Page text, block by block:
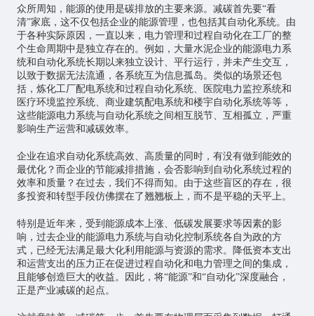
众所周知，能源的使用是碳排放的主要来源。减碳首先要“看
清”家底，这不仅包括企业的能源管理，也包括其自动化系统。由
于各种实际原因，一直以来，电力管理和过程自动化在工厂的整
个生命周期中是独立存在的。例如，大量水泥企业的能源电力系
统和自动化系统长期以来独立设计、平行运行，并未产生交互，
以致于数据无法流通，各系统互为信息孤岛。类似的场景还包
括，炼化工厂配电系统和过程自动化系统、医院电力监控系统和
医疗环境监控系统、商业建筑配电系统和楼宇自动化系统等等，
这些能源电力系统与自动化系统之间相互脱节、互相孤立，严重
影响生产运营和减碳效率。
企业在追求自动化系统高效、高质量的同时，有没有做到能效的
最优化？而企业的节能减排措施，会否影响到自动化系统过程的
效率和质量？在过去，我们不得而知。由于这些盲区的存在，很
多投资和转型手段仿佛摆在了翘翘板上，而不是平稳的天平上。
特别是近年来，受到能源成本上涨、低碳发展要求等因素的影
响，过去企业的能源电力系统与自动化控制系统各自为政的方
式，已经无法满足最大化利用能源与资源的需求。降低资本支出
和运营支出的压力正在促进过程自动化和电力管理之间的集成，
且能够创造巨大的收益。因此，将“能源”和“自动化”深度融合，
正是产业减碳的起点。